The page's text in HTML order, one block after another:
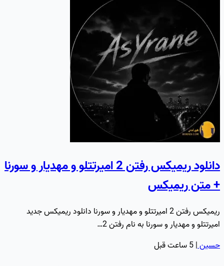
دانلود ریمیکس رفتن 2 امیرتتلو و مهدیار و سورنا
+ متن ریمیکس
ریمیکس رفتن 2 امیرتتلو و مهدیار و سورنا دانلود ریمیکس جدید
امیرتتلو و مهدیار و سورنا به نام رفتن 2…
حسین|5 ساعت قبل